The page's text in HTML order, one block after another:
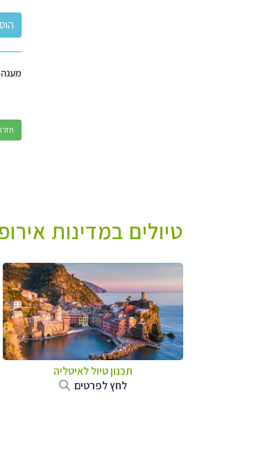
מענה
טיולים במדינות
תכנון טיול לאיטליה
לחץ לפרטים